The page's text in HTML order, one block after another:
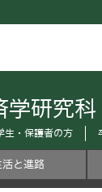
学研究科
生・保護者の方
活と進路